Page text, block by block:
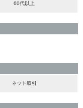
60代以上
ネット取引